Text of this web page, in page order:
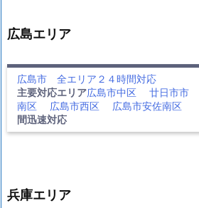
広島エリア
広島市 全エリア２４時間対応
主要対応エリア広島市中区 廿日市市
南区
広島市西区 広島市安佐南区
間迅速対応
兵庫エリア